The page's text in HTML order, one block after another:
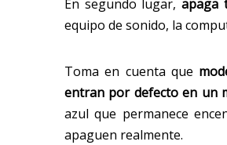
En segundo lugar, apaga
equipo de sonido, la
Toma en cuenta que
entran por defecto en un
azul que permanece
apaguen realmente.